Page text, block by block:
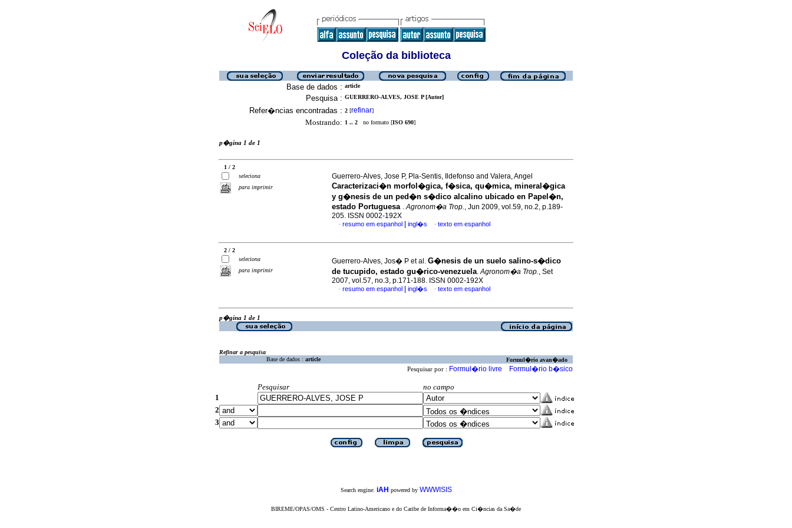
Coleção da biblioteca
Base de dados : article
Pesquisa : GUERRERO-ALVES, JOSE P [Autor]
Refer�ncias encontradas : 2 [refinar]
Mostrando: 1 .. 2 no formato [ISO 690]
p�gina 1 de 1
1 / 2
seleciona
para imprimir
Guerrero-Alves, Jose P, Pla-Sentis, Ildefonso and Valera, Angel
Caracterizaci�n morfol�gica, f�sica, qu�mica, mineral�gica
y g�nesis de un ped�n s�dico alcalino ubicado en Papel�n,
estado Portuguesa .Agronom�a Trop., Jun 2009, vol.59, no.2, p.189-
205. ISSN 0002-192X
· resumo em espanhol ingl�s · texto em espanhol
2 / 2
seleciona
para imprimir
Guerrero-Alves, Jos� P et al. G�nesis de un suelo salino-s�dico
de tucupido, estado gu�rico-venezuela.Agronom�a Trop., Set
2007, vol.57, no.3, p.171-188. ISSN 0002-192X
· resumo em espanhol ingl�s · texto em espanhol
p�gina 1 de 1
Refinar a pesquisa
Base de dados : article Formul�rio avan�ado
Pesquisar por : Formul�rio livre Formul�rio b�sico
Pesquisar
no campo
1
2
3
Search engine: iAH powered by WWWISIS
BIREME/OPAS/OMS - Centro Latino-Americano e do Caribe de Informa��o em Ci�ncias da Sa�de